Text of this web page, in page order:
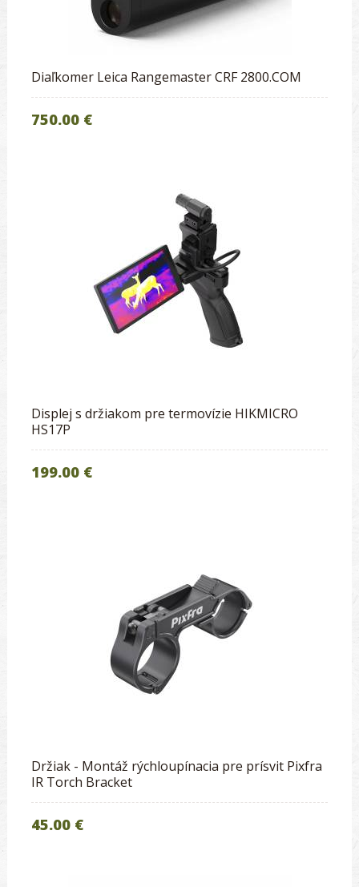
Diaľkomer Leica Rangemaster CRF 2800.COM
750.00 €
Displej s držiakom pre termovízie HIKMICRO
HS17P
199.00 €
Držiak - Montáž rýchloupínacia pre prísvit Pixfra
IR Torch Bracket
45.00 €